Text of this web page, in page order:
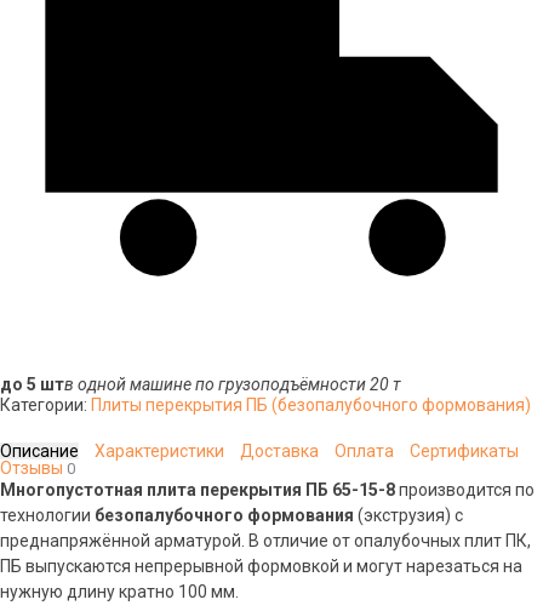
до 5 штв одной машине по грузоподъёмности 20 т
Категории: Плиты перекрытия ПБ (безопалубочного формования)
Описание Характеристики Доставка Оплата
Сертификаты
Отзывы 0
Многопустотная плита перекрытия ПБ 65-15-8производится по
технологии безопалубочного формования (экструзия) с
преднапряжённой арматурой. В отличие от опалубочных плит ПК,
ПБ выпускаются непрерывной формовкой и могут нарезаться на
нужную длину кратно 100 мм.